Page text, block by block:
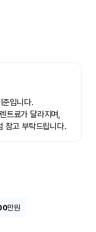
입니다.
트료가 달라지며,
참고 부탁드립니다.
만원